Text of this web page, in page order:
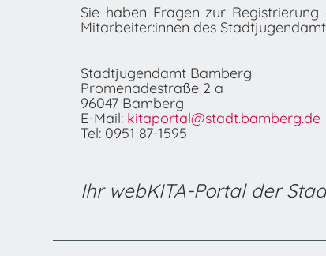
Sie haben Fragen zur
Mitarbeiter:innen des
Stadtjugendamt Bamberg
Promenadestraße 2 a
96047 Bamberg
E-Mail: kitaportal@stadt.bamberg.de
Tel: 0951 87-1595
Ihr webKITA-Portal der